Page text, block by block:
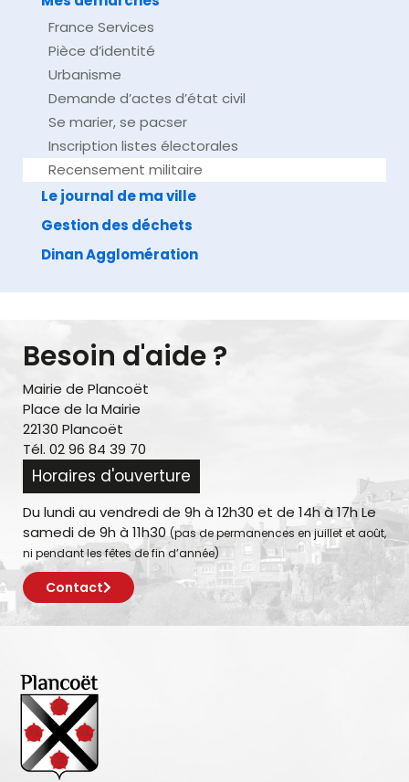
France Services
Pièce d’identité
Urbanisme
Demande d’actes d’état civil
Se marier, se pacser
Inscription listes électorales
Recensement militaire
Le journal de ma ville
Gestion des déchets
Dinan Agglomération
Besoin d'aide ?
Mairie de Plancoët
Place de la Mairie
22130 Plancoët
Tél. 02 96 84 39 70
Horaires d'ouverture
Du lundi au vendredi de 9h à 12h30 et de 14h à 17h Le
samedi de 9h à 11h30 (pas de permanences en juillet et août,
ni pendant les fêtes de fin d’année)
Contact